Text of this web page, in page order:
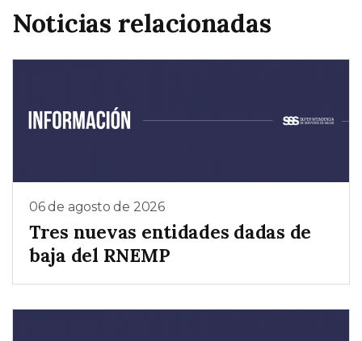
Noticias relacionadas
06 de agosto de 2026
Tres nuevas entidades dadas de
baja del RNEMP